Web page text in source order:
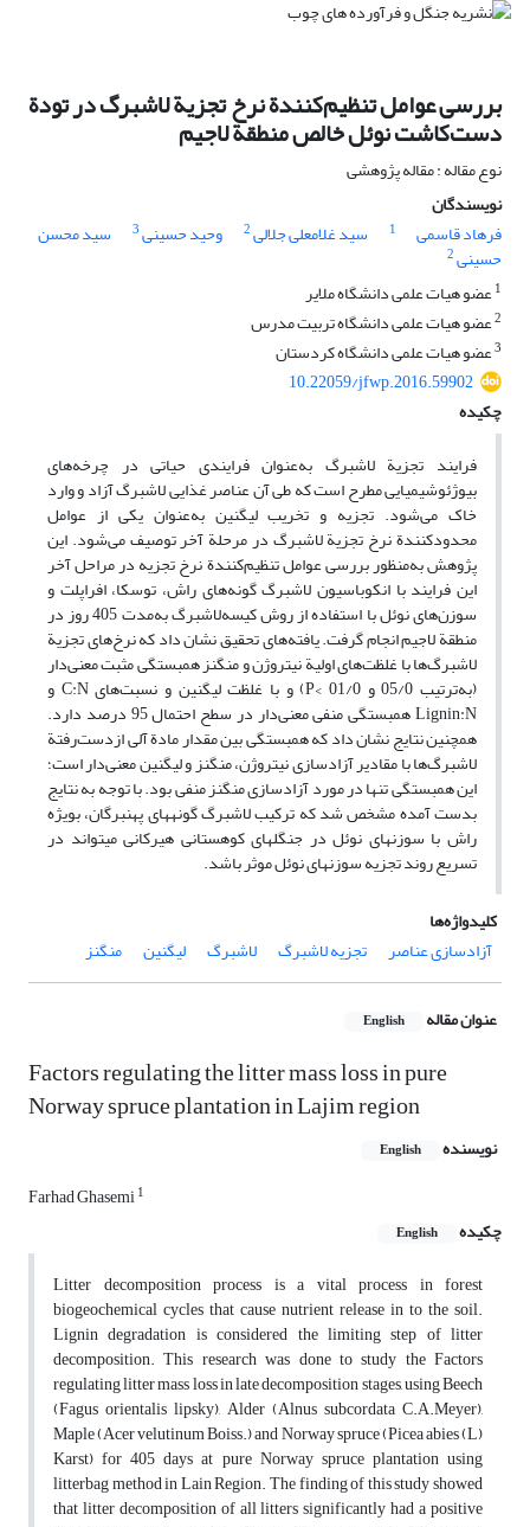
بررسی عوامل تنظیم‌کنندة نرخ تجزیة لاشبرگ در تودة
دست‌کاشت نوئل خالص منطقة لاجیم
نوع مقاله : مقاله پژوهشی
نویسندگان
فرهاد قاسمی
1 سید غلامعلی جلالی2 وحید حسینی3 سید محسن
حسینی2
1عضو هیات علمی دانشگاه ملایر
2عضو هیات علمی دانشگاه تربیت مدرس
3عضو هیات علمی دانشگاه کردستان
10.22059/jfwp.2016.59902
چکیده
فرایند تجزیة لاشبرگ به‌عنوان فرایندی حیاتی در چرخه‌های
بیوژئوشیمیایی مطرح است که طی آن عناصر غذایی لاشبرگ آزاد و وارد
خاک می‌شود. تجزیه و تخریب لیگنین به‌عنوان یکی از عوامل
محدودکنندة نرخ تجزیة لاشبرگ در مرحلة آخر توصیف می‌شود. این
پژوهش به‌منظور بررسی عوامل تنظیم‌کنندة نرخ تجزیه در مراحل آخر
این فرایند با انکوباسیون لاشبرگ گونه‌های راش، توسکا، افراپلت و
سوزن‌های نوئل با استفاده از روش کیسه‌لاشبرگ به‌مدت 405 روز در
منطقة لاجیم انجام گرفت. یافته‌های تحقیق نشان داد که نرخ‌های تجزیة
لاشبرگ‌ها با غلظت‌های اولیة نیتروژن و منگنز همبستگی مثبت معنی‌دار
(به‌ترتیب 05/0 و 01/0 >P) و با غلظت لیگنین و نسبت‌های C:N و
Lignin:N همبستگی منفی معنی‌دار در سطح احتمال 95 درصد دارد.
همچنین نتایج نشان داد که همبستگی بین مقدار مادة آلی ازدست‌رفتة
لاشبرگ‌ها با مقادیر آزادسازی نیتروژن، منگنز و لیگنین معنی‌دار است؛
این همبستگی تنها در مورد آزادسازی منگنز منفی بود. با توجه به نتایج
بدست آمده مشخص شد که ترکیب لاشبرگ گونه­های پهن­برگان، بویژه
راش با سوزن­های نوئل در جنگل­های کوهستانی هیرکانی می­تواند در
تسریع روند تجزیه سوزن­های نوئل موثر باشد.
کلیدواژه‌ها
آزادسازی عناصر
تجزیه لاشبرگ لاشبرگ لیگنین منگنز
عنوان مقاله English
Factors regulating the litter mass loss in pure
Norway spruce plantation in Lajim region
نویسنده English
Farhad Ghasemi1
چکیده English
Litter decomposition process is a vital process in forest
biogeochemical cycles that cause nutrient release in to the soil.
Lignin degradation is considered the limiting step of litter
decomposition. This research was done to study the Factors
regulating litter mass loss in late decomposition stages, using Beech
(Fagus orientalis lipsky), Alder (Alnus subcordata C.A.Meyer),
Maple (Acer velutinum Boiss.) and Norway spruce (Picea abies (L)
Karst) for 405 days at pure Norway spruce plantation using
litterbag method in Lain Region. The finding of this study showed
that litter decomposition of all litters significantly had a positive